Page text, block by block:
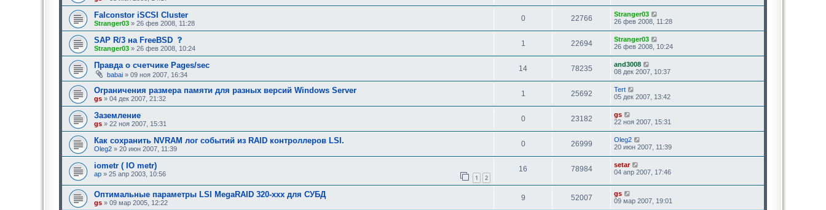
Falconstor iSCSI Cluster
Stranger03 » 26 фев 2008, 11:28
0 22766
Stranger03
26 фев 2008, 11:28
SAP R/3 на FreeBSD
о
о
щ
е
н
и
,
б
у
щ
д
о
б
Stranger03 » 26 фев 2008, 10:24
1 22694
Stranger03
26 фев 2008, 10:24
Правда о счетчике Pages/sec
babai » 09 ноя 2007, 16:34
14 78235
and3008
08 дек 2007, 10:37
Ограничения размера памяти для разных версий Windows Server
gs » 04 дек 2007, 21:32
1 25692
Tert
05 дек 2007, 13:42
Заземление
gs » 22 ноя 2007, 15:31
0 23182
gs
22 ноя 2007, 15:31
Как сохранить NVRAM лог событий из RAID контроллеров LSI.
Oleg2 » 20 июн 2007, 11:39
0 26999
Oleg2
20 июн 2007, 11:39
iometr ( IO metr)
ap » 25 апр 2003, 10:56 1 2
16 78984
setar
04 апр 2007, 17:46
Оптимальные параметры LSI MegaRAID 320-xxx для СУБД
gs » 09 мар 2005, 12:22
9 52007
gs
09 мар 2007, 19:01